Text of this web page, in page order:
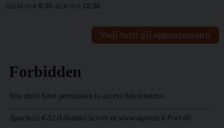
dalle ore 9:30 alle ore 12:30
Vedi tutti gli appuntamenti